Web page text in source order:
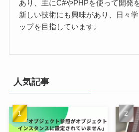
あり、主にC#やPHPを使って開発
新しい技術にも興味があり、日々
ップを目指しています。
人気記事